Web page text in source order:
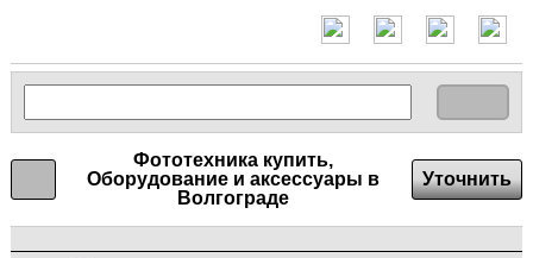
Фототехника купить,
Оборудование и аксессуары в
Волгограде
Уточнить